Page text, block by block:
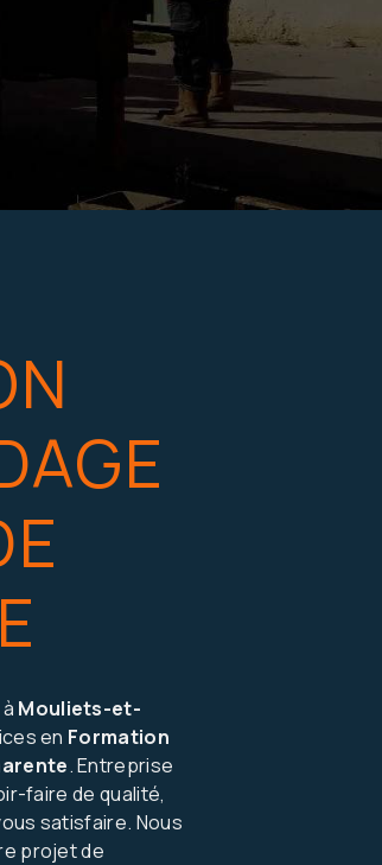
Mouliets-et-
en Formation
. Entreprise
faire de qualité,
satisfaire. Nous
projet de